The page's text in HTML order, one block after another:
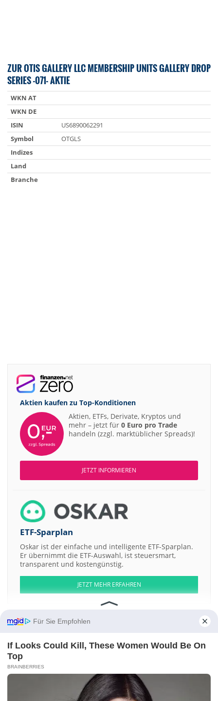
ZUR OTIS GALLERY LLC MEMBERSHIP UNITS GALLERY DROP
SERIES -071- AKTIE
WKN AT
WKN DE
ISIN
US6890062291
Symbol
OTGLS
Indizes
Land
Branche
Aktien kaufen zu Top-Konditionen
Aktien, ETFs, Derivate, Kryptos und
mehr – jetzt für 0 Euro pro Trade
handeln (zzgl. marktüblicher Spreads)!
JETZT INFORMIEREN
ETF-Sparplan
Oskar ist der einfache und intelligente ETF-Sparplan.
Er übernimmt die ETF-Auswahl, ist steuersmart,
transparent und kostengünstig.
JETZT MEHR ERFAHREN
Aktien ATX DAX EuroStoxx 50 Dow Jones NASDAQ 100 Nikkei 225
S&P 500
Otis Gallery LLC Membership Units Gallery Drop Series -021-
Otis Gallery LLC Membership Units Gallery Drop Series -047-
Majorel Group Luxembourg
Für Sie Empfohlen
If Looks Could Kill, These Women Would Be On
Top
BRAINBERRIES